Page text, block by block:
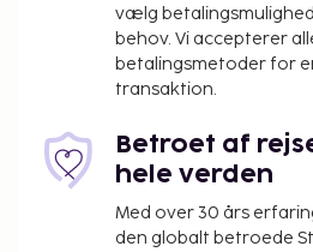
vælg
behov. Vi accepterer
betalingsmetoder for
transaktion.
Betroet af
hele verden
Med over 30 års
den globalt betroede